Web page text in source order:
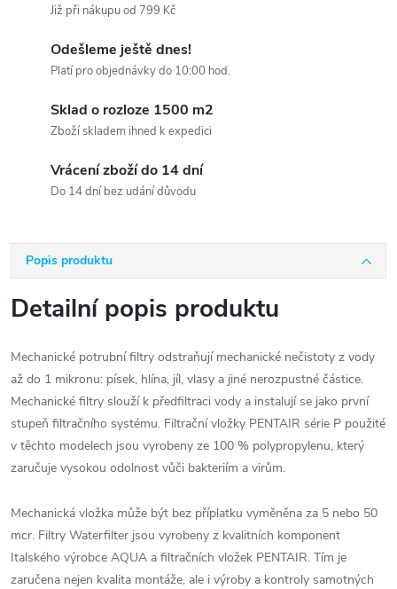
Již při nákupu od 799 Kč
Odešleme ještě dnes!
Platí pro objednávky do 10:00 hod.
Sklad o rozloze 1500 m2
Zboží skladem ihned k expedici
Vrácení zboží do 14 dní
Do 14 dní bez udání důvodu
Popis produktu
Detailní popis produktu
Mechanické potrubní filtry odstraňují mechanické nečistoty z vody
až do 1 mikronu: písek, hlína, jíl, vlasy a jiné nerozpustné částice.
Mechanické filtry slouží k předfiltraci vody a instalují se jako první
stupeň filtračního systému. Filtrační vložky PENTAIR série P použité
v těchto modelech jsou vyrobeny ze 100 % polypropylenu, který
zaručuje vysokou odolnost vůči bakteriím a virům.
Mechanická vložka může být bez příplatku vyměněna za 5 nebo 50
mcr. Filtry Waterfilter jsou vyrobeny z kvalitních komponent
Italského výrobce AQUA a filtračních vložek PENTAIR. Tím je
zaručena nejen kvalita montáže, ale i výroby a kontroly samotných